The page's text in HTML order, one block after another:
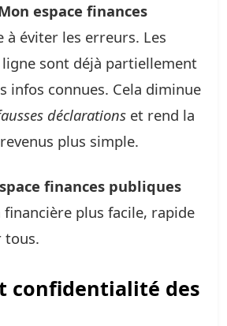
espace finances
à éviter les erreurs. Les
sont déjà partiellement
infos connues. Cela diminue
déclarations et rend la
plus simple.
finances publiques
plus facile, rapide
tous.
confidentialité des